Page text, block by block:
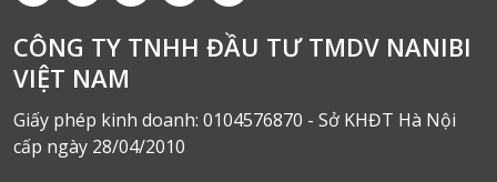
CÔNG TY TNHH ĐẦU TƯ TMDV NANIBI
VIỆT NAM
Giấy phép kinh doanh: 0104576870 - Sở KHĐT Hà Nội
cấp ngày 28/04/2010